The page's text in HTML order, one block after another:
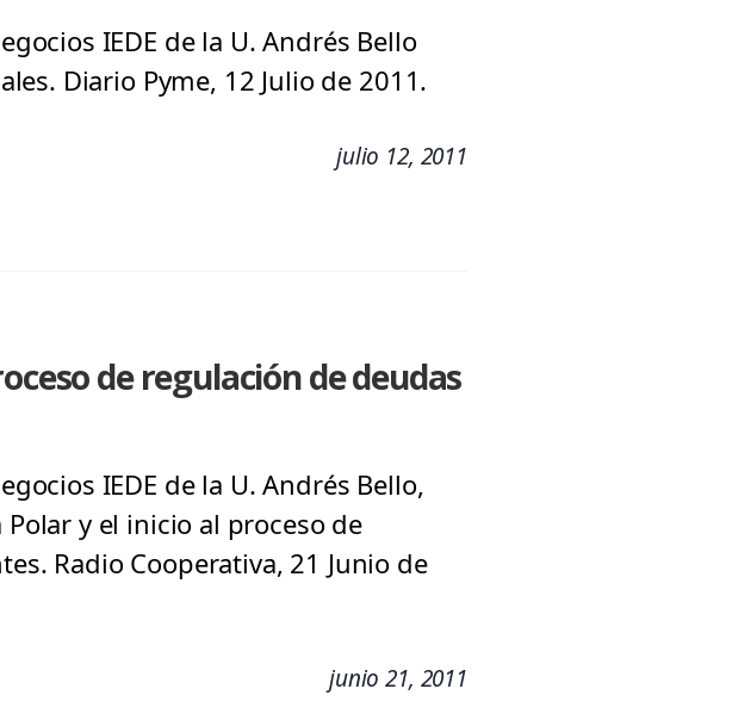
IEDE de la U. Andrés Bello
Diario Pyme, 12 Julio de 2011.
julio 12, 2011
de regulación de deudas
IEDE de la U. Andrés Bello,
y el inicio al proceso de
Radio Cooperativa, 21 Junio de
junio 21, 2011